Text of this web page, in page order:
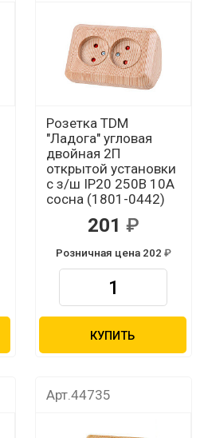
Розетка TDM
"Ладога" угловая
двойная 2П
открытой установки
с з/ш IP20 250В 10А
сосна (1801-0442)
201
Розничная цена 202
КУПИТЬ
Арт.44735